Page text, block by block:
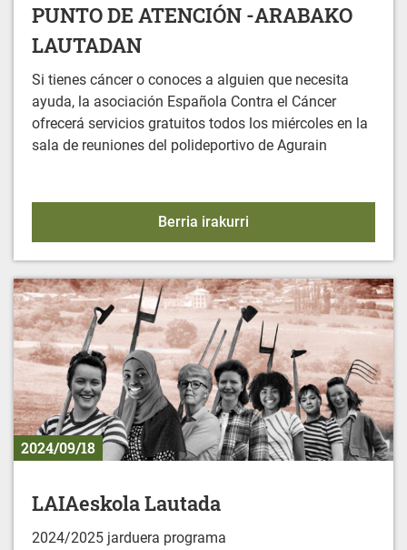
PUNTO DE ATENCIÓN -ARABAKO
LAUTADAN
Si tienes cáncer o conoces a alguien que necesita
ayuda, la asociación Española Contra el Cáncer
ofrecerá servicios gratuitos todos los miércoles en la
sala de reuniones del polideportivo de Agurain
Berria irakurri
2024/09/18
LAIAeskola Lautada
2024/2025 jarduera programa